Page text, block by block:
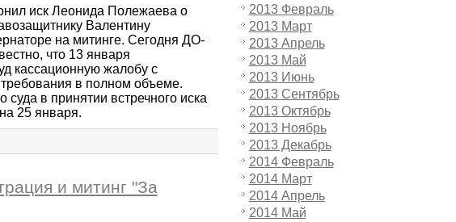
иск Леонида Полежаева о
Валентину
на митинге. Сегодня ДО-
что 13 января
кассационную жалобу с
в полном объеме.
в принятии встречного иска
25 января.
и митинг "За
2013 Февраль
2013 Март
2013 Апрель
2013 Май
2013 Июнь
2013 Сентябрь
2013 Октябрь
2013 Ноябрь
2013 Декабрь
2014 Февраль
2014 Март
2014 Апрель
2014 Май